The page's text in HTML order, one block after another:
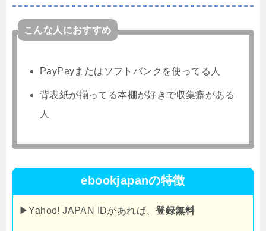
こんな人におすすめ
PayPayまたはソフトバンクを使ってる人
背表紙が揃ってる本棚が好きで収集癖がある
人
ebookjapanの特徴
▶Yahoo! JAPAN IDがあれば、登録無料